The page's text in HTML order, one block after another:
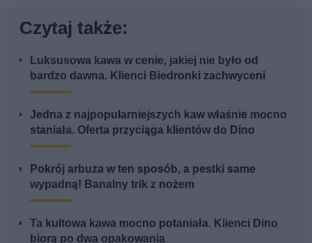
Czytaj także:
Luksusowa kawa w cenie, jakiej nie było od
bardzo dawna. Klienci Biedronki zachwyceni
Jedna z najpopularniejszych kaw właśnie mocno
staniała. Oferta przyciąga klientów do Dino
Pokrój arbuza w ten sposób, a pestki same
wypadną! Banalny trik z nożem
Ta kultowa kawa mocno potaniała. Klienci Dino
biorą po dwa opakowania